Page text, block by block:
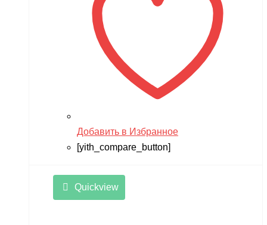
Добавить в Избранное
[yith_compare_button]
Quickview